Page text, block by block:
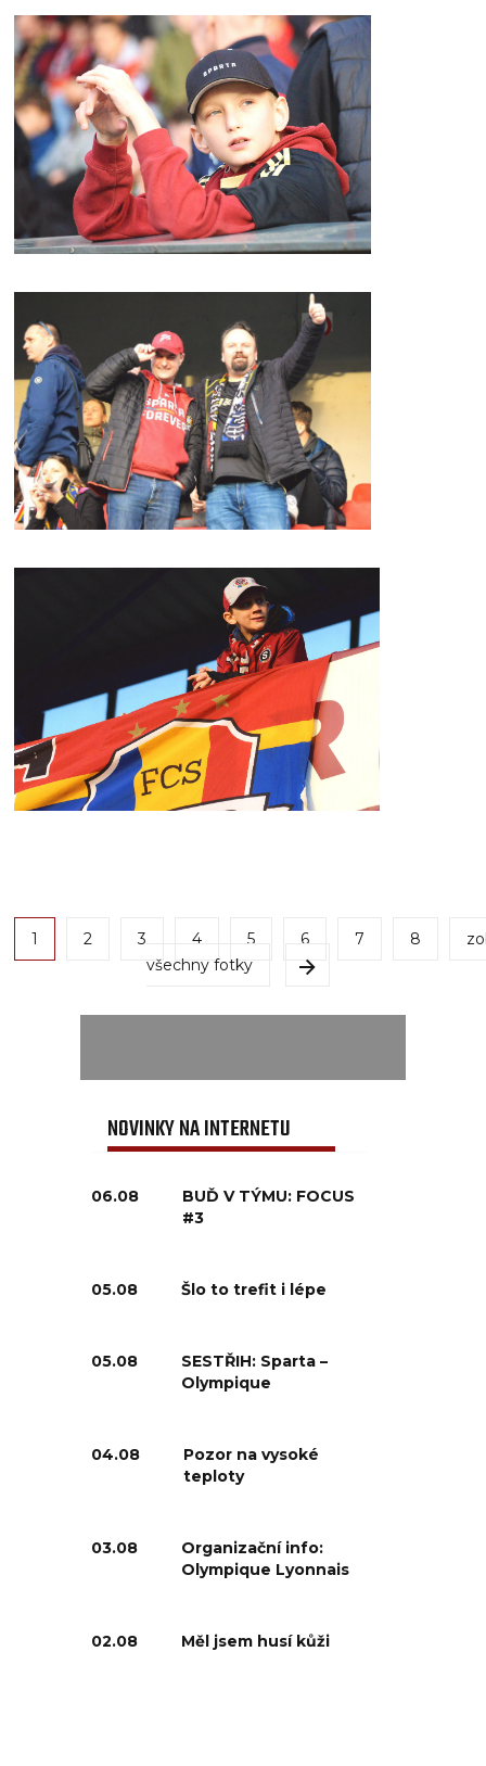
1 2 3 4 5 6 7 8
všechny fotky
NOVINKY NA INTERNETU
06.08
BUĎ V TÝMU: FOCUS
#3
05.08 Šlo to trefit i lépe
05.08
SESTŘIH: Sparta –
Olympique
04.08
Pozor na vysoké
teploty
03.08
Organizační info:
Olympique Lyonnais
02.08 Měl jsem husí kůži